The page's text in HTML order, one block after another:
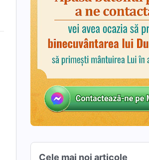
Cele mai noi articole